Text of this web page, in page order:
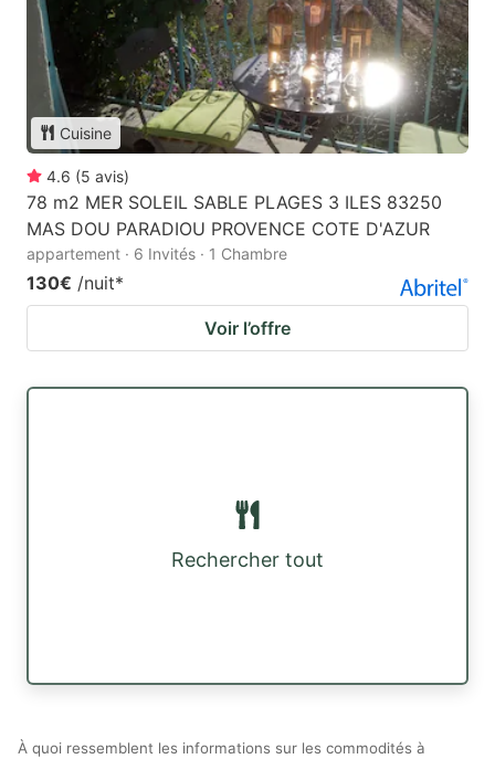
Cuisine
4.6 (5 avis)
78 m2 MER SOLEIL SABLE PLAGES 3 ILES 83250
MAS DOU PARADIOU PROVENCE COTE D'AZUR
appartement · 6 Invités · 1 Chambre
130€ /nuit*
Voir l’offre
Rechercher tout
À quoi ressemblent les informations sur les commodités à